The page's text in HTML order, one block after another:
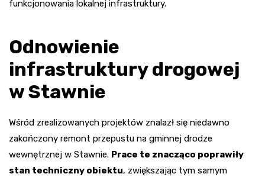
funkcjonowania lokalnej infrastruktury.
Odnowienie
infrastruktury drogowej
w Stawnie
Wśród zrealizowanych projektów znalazł się niedawno
zakończony remont przepustu na gminnej drodze
wewnętrznej w Stawnie. Prace te znacząco poprawiły
stan techniczny obiektu, zwiększając tym samym